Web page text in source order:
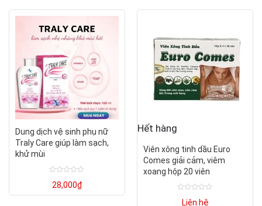
Dung dịch vệ sinh phụ nữ
Traly Care giúp làm sạch,
khử mùi
xếp
hạng
28,000₫
Hết hàng
Viên xông tinh dầu Euro
Comes giải cảm, viêm
xoang hộp 20 viên
xếp
Liên hệ